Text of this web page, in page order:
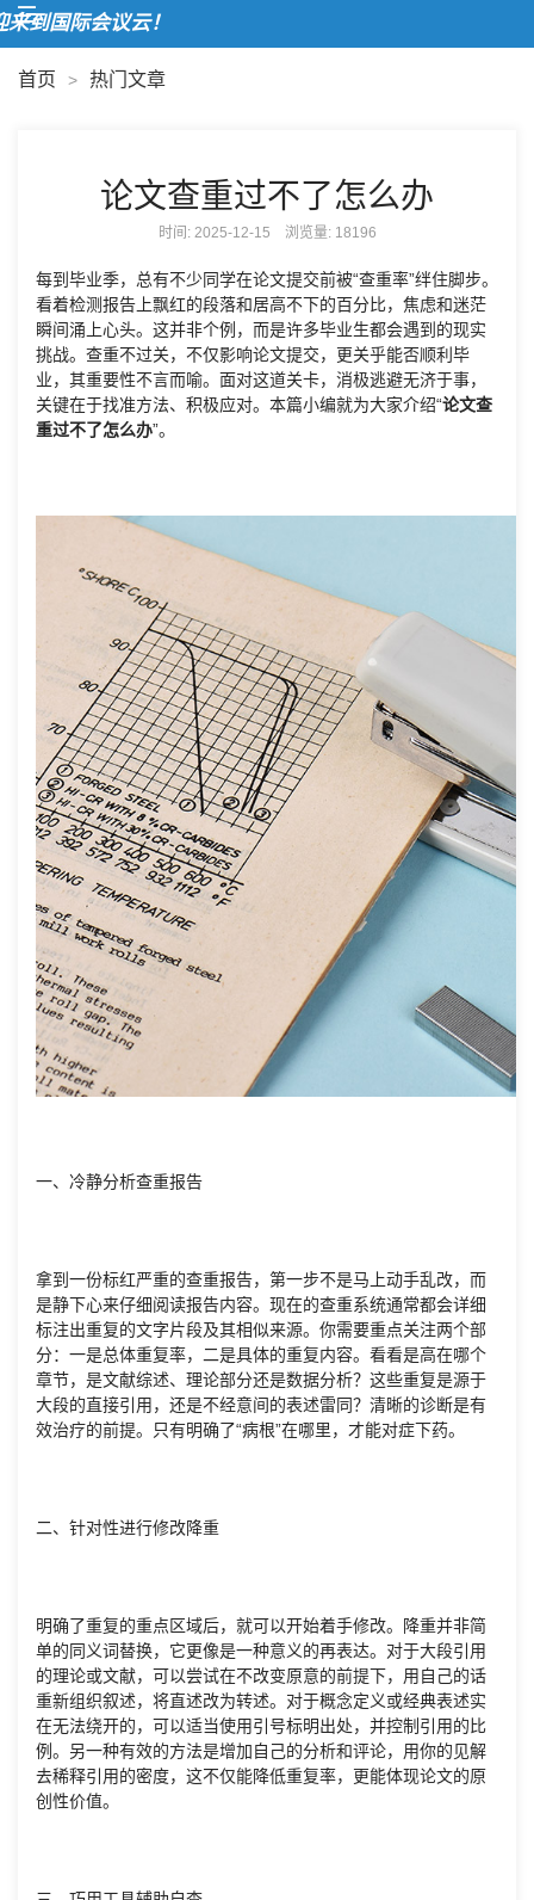
到国际会议云！
首页 > 热门文章
论文查重过不了怎么办
时间: 2025-12-15 浏览量: 18196
每到毕业季，总有不少同学在论文提交前被“查重率”绊住脚步。
看着检测报告上飘红的段落和居高不下的百分比，焦虑和迷茫
瞬间涌上心头。这并非个例，而是许多毕业生都会遇到的现实
挑战。查重不过关，不仅影响论文提交，更关乎能否顺利毕
业，其重要性不言而喻。面对这道关卡，消极逃避无济于事，
关键在于找准方法、积极应对。本篇小编就为大家介绍“论文查
重过不了怎么办”。
一、冷静分析查重报告
拿到一份标红严重的查重报告，第一步不是马上动手乱改，而
是静下心来仔细阅读报告内容。现在的查重系统通常都会详细
标注出重复的文字片段及其相似来源。你需要重点关注两个部
分：一是总体重复率，二是具体的重复内容。看看是高在哪个
章节，是文献综述、理论部分还是数据分析？这些重复是源于
大段的直接引用，还是不经意间的表述雷同？清晰的诊断是有
效治疗的前提。只有明确了“病根”在哪里，才能对症下药。
二、针对性进行修改降重
明确了重复的重点区域后，就可以开始着手修改。降重并非简
单的同义词替换，它更像是一种意义的再表达。对于大段引用
的理论或文献，可以尝试在不改变原意的前提下，用自己的话
重新组织叙述，将直述改为转述。对于概念定义或经典表述实
在无法绕开的，可以适当使用引号标明出处，并控制引用的比
例。另一种有效的方法是增加自己的分析和评论，用你的见解
去稀释引用的密度，这不仅能降低重复率，更能体现论文的原
创性价值。